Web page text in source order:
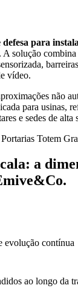
para
. A solução
vídeo.
não
para usinas,
e sedes de alta
Portarias Totem
a
evolução contínua
ao longo da